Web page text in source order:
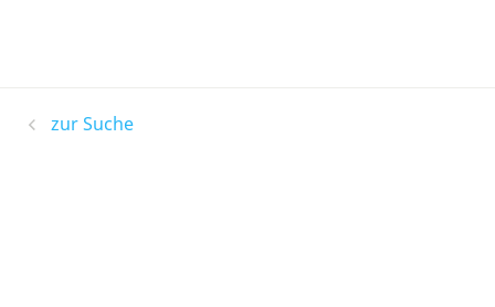
zur Suche